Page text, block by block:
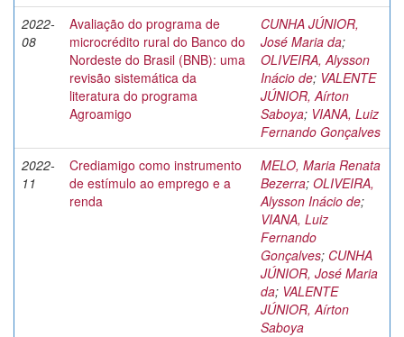
2022-
08
Avaliação do programa de
microcrédito rural do Banco do
Nordeste do Brasil (BNB): uma
revisão sistemática da
literatura do programa
Agroamigo
CUNHA JÚNIOR,
José Maria da;
OLIVEIRA, Alysson
Inácio de; VALENTE
JÚNIOR, Aírton
Saboya; VIANA, Luiz
Fernando Gonçalves
2022-
11
Crediamigo como instrumento
de estímulo ao emprego e a
renda
MELO, Maria Renata
Bezerra; OLIVEIRA,
Alysson Inácio de;
VIANA, Luiz
Fernando
Gonçalves; CUNHA
JÚNIOR, José Maria
da; VALENTE
JÚNIOR, Aírton
Saboya